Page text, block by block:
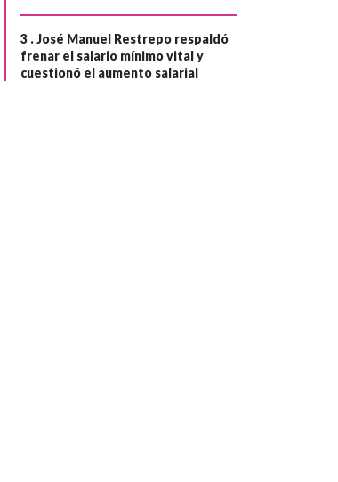
SALUD Hace 2 meses
3 .José Manuel Restrepo respaldó
frenar el salario mínimo vital y
cuestionó el aumento salarial